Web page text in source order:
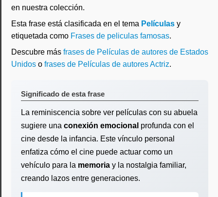
en nuestra colección.
Esta frase está clasificada en el tema Películas y
etiquetada como Frases de peliculas famosas.
Descubre más frases de Películas de autores de Estados
Unidos o frases de Películas de autores Actriz.
Significado de esta frase
La reminiscencia sobre ver películas con su abuela
sugiere una conexión emocional profunda con el
cine desde la infancia. Este vínculo personal
enfatiza cómo el cine puede actuar como un
vehículo para la memoria y la nostalgia familiar,
creando lazos entre generaciones.